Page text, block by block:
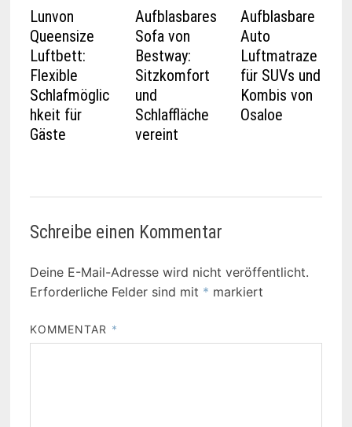
Lunvon
Queensize
Luftbett:
Flexible
Schlafmöglic
hkeit für
Gäste
Aufblasbares
Sofa von
Bestway:
Sitzkomfort
und
Schlaffläche
vereint
Aufblasbare
Auto
Luftmatraze
für SUVs und
Kombis von
Osaloe
Schreibe einen Kommentar
Deine E-Mail-Adresse wird nicht veröffentlicht.
Erforderliche Felder sind mit * markiert
KOMMENTAR *